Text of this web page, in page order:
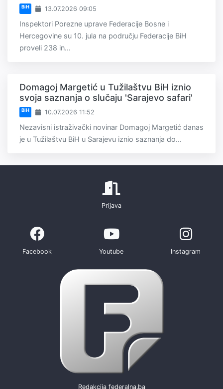
BiH 13.07.2026 09:05
Inspektori Porezne uprave Federacije Bosne i
Hercegovine su 10. jula na području Federacije BiH
proveli 238 in...
Domagoj Margetić u Tužilaštvu BiH iznio
svoja saznanja o slučaju 'Sarajevo safari'
BiH 10.07.2026 11:52
Nezavisni istraživački novinar Domagoj Margetić danas
je u Tužilaštvu BiH u Sarajevu iznio saznanja do...
Prijava
Facebook Youtube Instagram
Redakcija federalna.ba